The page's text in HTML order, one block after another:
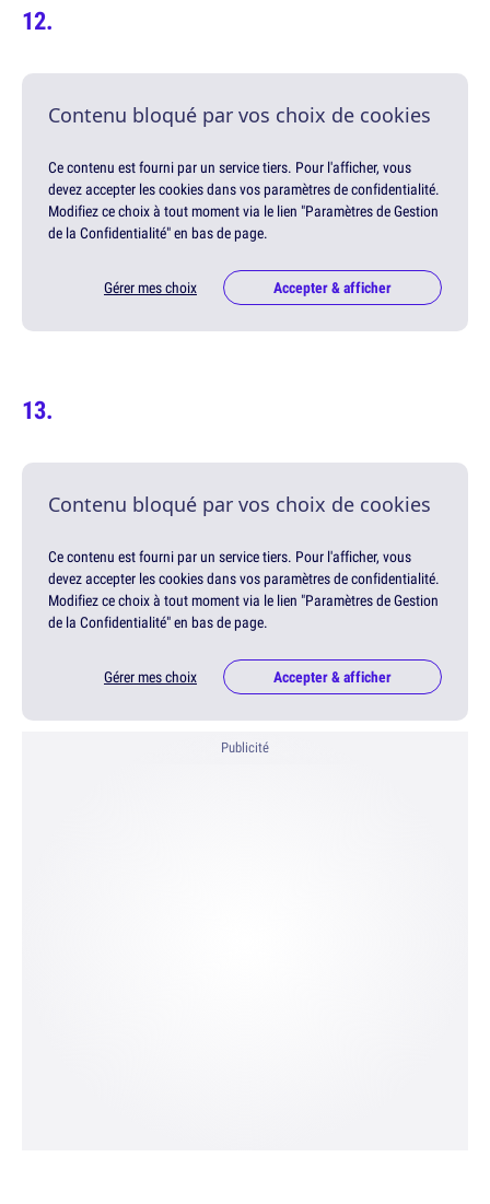
Contenu bloqué par vos choix de cookies
Ce contenu est fourni par un service tiers. Pour l'afficher, vous
devez accepter les cookies dans vos paramètres de confidentialité.
Modifiez ce choix à tout moment via le lien "Paramètres de Gestion
de la Confidentialité" en bas de page.
Gérer mes choix Accepter & afficher
Contenu bloqué par vos choix de cookies
Ce contenu est fourni par un service tiers. Pour l'afficher, vous
devez accepter les cookies dans vos paramètres de confidentialité.
Modifiez ce choix à tout moment via le lien "Paramètres de Gestion
de la Confidentialité" en bas de page.
Gérer mes choix Accepter & afficher
Publicité